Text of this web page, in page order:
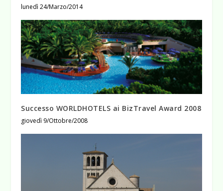
lunedì 24/Marzo/2014
Successo WORLDHOTELS ai BizTravel Award 2008
giovedì 9/Ottobre/2008